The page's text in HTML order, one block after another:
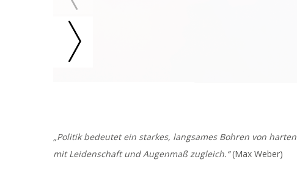
„Politik bedeutet ein starkes, langsames Bohren von
mit Leidenschaft und Augenmaß zugleich.“(Max Weber)